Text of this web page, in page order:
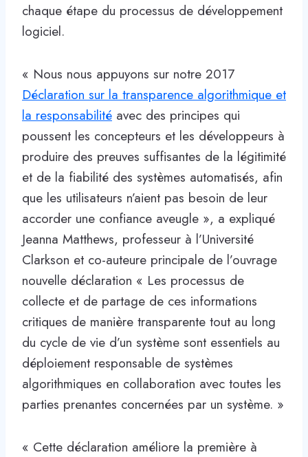
chaque étape du processus de développement
logiciel.
« Nous nous appuyons sur notre 2017
Déclaration sur la transparence algorithmique et
la responsabilité avec des principes qui
poussent les concepteurs et les développeurs à
produire des preuves suffisantes de la légitimité
et de la fiabilité des systèmes automatisés, afin
que les utilisateurs n’aient pas besoin de leur
accorder une confiance aveugle », a expliqué
Jeanna Matthews, professeur à l’Université
Clarkson et co-auteure principale de l’ouvrage
nouvelle déclaration « Les processus de
collecte et de partage de ces informations
critiques de manière transparente tout au long
du cycle de vie d’un système sont essentiels au
déploiement responsable de systèmes
algorithmiques en collaboration avec toutes les
parties prenantes concernées par un système. »
« Cette déclaration améliore la première à